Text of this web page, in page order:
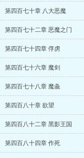
第四百七十章 八大恶魔
第四百七十二章 恶魔之门
第四百七十四章 俘虏
第四百七十六章 魔剑
第四百七十八章 魔彘
第四百八十章 欲望
第四百八十二章 黑影王国
第四百八十四章 作死